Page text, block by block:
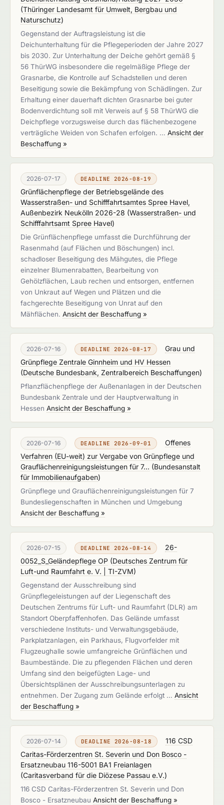
(Thüringer Landesamt für Umwelt, Bergbau und
Naturschutz)
Gegenstand der Auftragsleistung ist die
Deichunterhaltung für die Pflegeperioden der Jahre 2027
bis 2030. Zur Unterhaltung der Deiche gehört gemäß §
56 ThürWG insbesondere die regelmäßige Pflege der
Grasnarbe, die Kontrolle auf Schadstellen und deren
Beseitigung sowie die Bekämpfung von Schädlingen. Zur
Erhaltung einer dauerhaft dichten Grasnarbe bei guter
Bodenverdichtung soll mit Verweis auf § 58 ThürWG die
Deichpflege vorzugsweise durch das flächenbezogene
verträgliche Weiden von Schafen erfolgen. … Ansicht der
Beschaffung »
2026-07-17 DEADLINE 2026-08-19
Grünflächenpflege der Betriebsgelände des
Wasserstraßen- und Schifffahrtsamtes Spree Havel,
Außenbezirk Neukölln 2026-28 (Wasserstraßen- und
Schifffahrtsamt Spree Havel)
Die Grünflächenpflege umfasst die Durchführung der
Rasenmahd (auf Flächen und Böschungen) incl.
schadloser Beseitigung des Mähgutes, die Pflege
einzelner Blumenrabatten, Bearbeitung von
Gehölzflächen, Laub rechen und entsorgen, entfernen
von Unkraut auf Wegen und Plätzen und die
fachgerechte Beseitigung von Unrat auf den
Mähflächen. Ansicht der Beschaffung »
2026-07-16 DEADLINE 2026-08-17
Grau und
Grünpflege Zentrale Ginnheim und HV Hessen
(Deutsche Bundesbank, Zentralbereich Beschaffungen)
Pflanzflächenpflege der Außenanlagen in der Deutschen
Bundesbank Zentrale und der Hauptverwaltung in
Hessen Ansicht der Beschaffung »
2026-07-16 DEADLINE 2026-09-01
Offenes
Verfahren (EU-weit) zur Vergabe von Grünpflege und
Grauflächenreinigungsleistungen für 7... (Bundesanstalt
für Immobilienaufgaben)
Grünpflege und Grauflächenreinigungsleistungen für 7
Bundesliegenschaften in München und Umgebung
Ansicht der Beschaffung »
2026-07-15 DEADLINE 2026-08-14
26-
0052_S_Geländepflege OP (Deutsches Zentrum für
Luft-und Raumfahrt e. V. | TI-ZVM)
Gegenstand der Ausschreibung sind
Grünpflegeleistungen auf der Liegenschaft des
Deutschen Zentrums für Luft- und Raumfahrt (DLR) am
Standort Oberpfaffenhofen. Das Gelände umfasst
verschiedene Instituts- und Verwaltungsgebäude,
Parkplatzanlagen, ein Parkhaus, Flugvorfelder mit
Flugzeughalle sowie umfangreiche Grünflächen und
Baumbestände. Die zu pflegenden Flächen und deren
Umfang sind den beigefügten Lage- und
Übersichtsplänen der Ausschreibungsunterlagen zu
entnehmen. Der Zugang zum Gelände erfolgt … Ansicht
der Beschaffung »
2026-07-14 DEADLINE 2026-08-18
116 CSD
Caritas-Förderzentren St. Severin und Don Bosco -
Ersatzneubau 116-5001 BA1 Freianlagen
(Caritasverband für die Diözese Passau e.V.)
116 CSD Caritas-Förderzentren St. Severin und Don
Bosco - Ersatzneubau Ansicht der Beschaffung »